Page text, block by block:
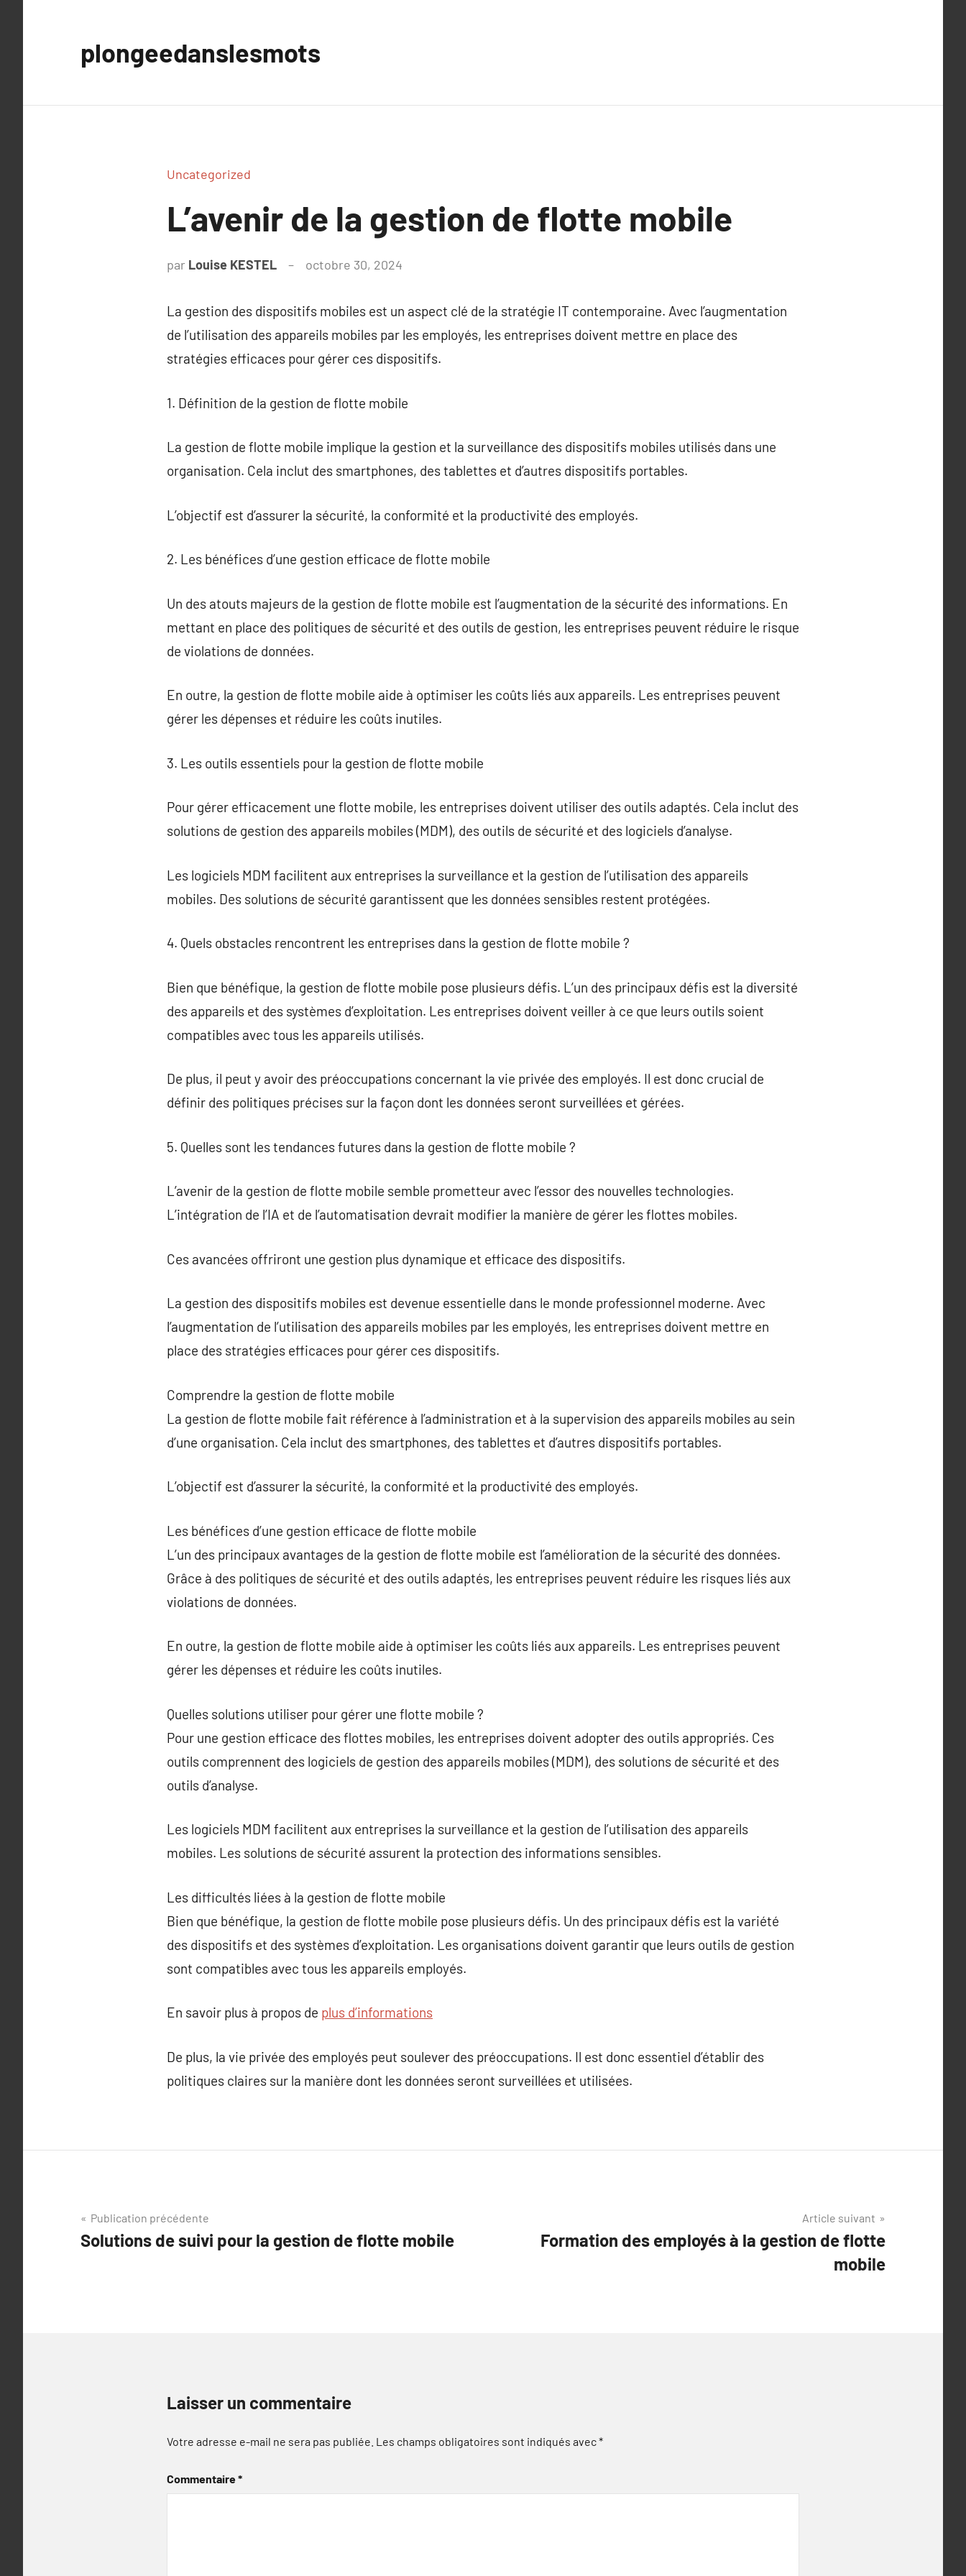
plongeedanslesmots
Uncategorized
L’avenir de la gestion de flotte mobile
par Louise KESTEL octobre 30, 2024
La gestion des dispositifs mobiles est un aspect clé de la stratégie IT contemporaine. Avec l’augmentation
de l’utilisation des appareils mobiles par les employés, les entreprises doivent mettre en place des
stratégies efficaces pour gérer ces dispositifs.
1. Définition de la gestion de flotte mobile
La gestion de flotte mobile implique la gestion et la surveillance des dispositifs mobiles utilisés dans une
organisation. Cela inclut des smartphones, des tablettes et d’autres dispositifs portables.
L’objectif est d’assurer la sécurité, la conformité et la productivité des employés.
2. Les bénéfices d’une gestion efficace de flotte mobile
Un des atouts majeurs de la gestion de flotte mobile est l’augmentation de la sécurité des informations. En
mettant en place des politiques de sécurité et des outils de gestion, les entreprises peuvent réduire le risque
de violations de données.
En outre, la gestion de flotte mobile aide à optimiser les coûts liés aux appareils. Les entreprises peuvent
gérer les dépenses et réduire les coûts inutiles.
3. Les outils essentiels pour la gestion de flotte mobile
Pour gérer efficacement une flotte mobile, les entreprises doivent utiliser des outils adaptés. Cela inclut des
solutions de gestion des appareils mobiles (MDM), des outils de sécurité et des logiciels d’analyse.
Les logiciels MDM facilitent aux entreprises la surveillance et la gestion de l’utilisation des appareils
mobiles. Des solutions de sécurité garantissent que les données sensibles restent protégées.
4. Quels obstacles rencontrent les entreprises dans la gestion de flotte mobile ?
Bien que bénéfique, la gestion de flotte mobile pose plusieurs défis. L’un des principaux défis est la diversité
des appareils et des systèmes d’exploitation. Les entreprises doivent veiller à ce que leurs outils soient
compatibles avec tous les appareils utilisés.
De plus, il peut y avoir des préoccupations concernant la vie privée des employés. Il est donc crucial de
définir des politiques précises sur la façon dont les données seront surveillées et gérées.
5. Quelles sont les tendances futures dans la gestion de flotte mobile ?
L’avenir de la gestion de flotte mobile semble prometteur avec l’essor des nouvelles technologies.
L’intégration de l’IA et de l’automatisation devrait modifier la manière de gérer les flottes mobiles.
Ces avancées offriront une gestion plus dynamique et efficace des dispositifs.
La gestion des dispositifs mobiles est devenue essentielle dans le monde professionnel moderne. Avec
l’augmentation de l’utilisation des appareils mobiles par les employés, les entreprises doivent mettre en
place des stratégies efficaces pour gérer ces dispositifs.
Comprendre la gestion de flotte mobile
La gestion de flotte mobile fait référence à l’administration et à la supervision des appareils mobiles au sein
d’une organisation. Cela inclut des smartphones, des tablettes et d’autres dispositifs portables.
L’objectif est d’assurer la sécurité, la conformité et la productivité des employés.
Les bénéfices d’une gestion efficace de flotte mobile
L’un des principaux avantages de la gestion de flotte mobile est l’amélioration de la sécurité des données.
Grâce à des politiques de sécurité et des outils adaptés, les entreprises peuvent réduire les risques liés aux
violations de données.
En outre, la gestion de flotte mobile aide à optimiser les coûts liés aux appareils. Les entreprises peuvent
gérer les dépenses et réduire les coûts inutiles.
Quelles solutions utiliser pour gérer une flotte mobile ?
Pour une gestion efficace des flottes mobiles, les entreprises doivent adopter des outils appropriés. Ces
outils comprennent des logiciels de gestion des appareils mobiles (MDM), des solutions de sécurité et des
outils d’analyse.
Les logiciels MDM facilitent aux entreprises la surveillance et la gestion de l’utilisation des appareils
mobiles. Les solutions de sécurité assurent la protection des informations sensibles.
Les difficultés liées à la gestion de flotte mobile
Bien que bénéfique, la gestion de flotte mobile pose plusieurs défis. Un des principaux défis est la variété
des dispositifs et des systèmes d’exploitation. Les organisations doivent garantir que leurs outils de gestion
sont compatibles avec tous les appareils employés.
En savoir plus à propos de plus d’informations
De plus, la vie privée des employés peut soulever des préoccupations. Il est donc essentiel d’établir des
politiques claires sur la manière dont les données seront surveillées et utilisées.
Navigation
de
Publication précédente
Solutions de suivi pour la gestion de flotte mobile
Article suivant
Formation des employés à la gestion de flotte
mobile
Laisser un commentaire
Votre adresse e-mail ne sera pas publiée. Les champs obligatoires sont indiqués avec*
Commentaire*